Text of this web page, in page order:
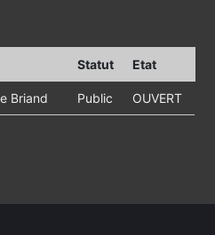
Statut Etat
Briand Public OUVERT